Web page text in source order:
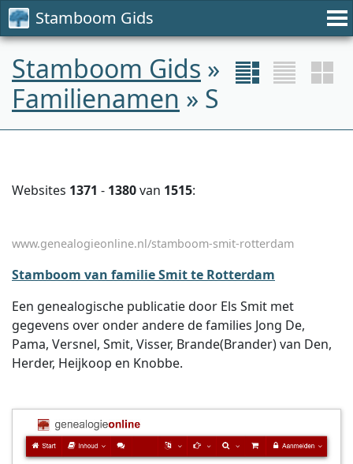
Stamboom Gids
Stamboom Gids »
Familienamen » S
Websites 1371 - 1380van 1515:
www.genealogieonline.nl/stamboom-smit-rotterdam
Stamboom van familie Smit te Rotterdam
Een genealogische publicatie door Els Smit met
gegevens over onder andere de families Jong De,
Pama, Versnel, Smit, Visser, Brande(Brander) van Den,
Herder, Heijkoop en Knobbe.